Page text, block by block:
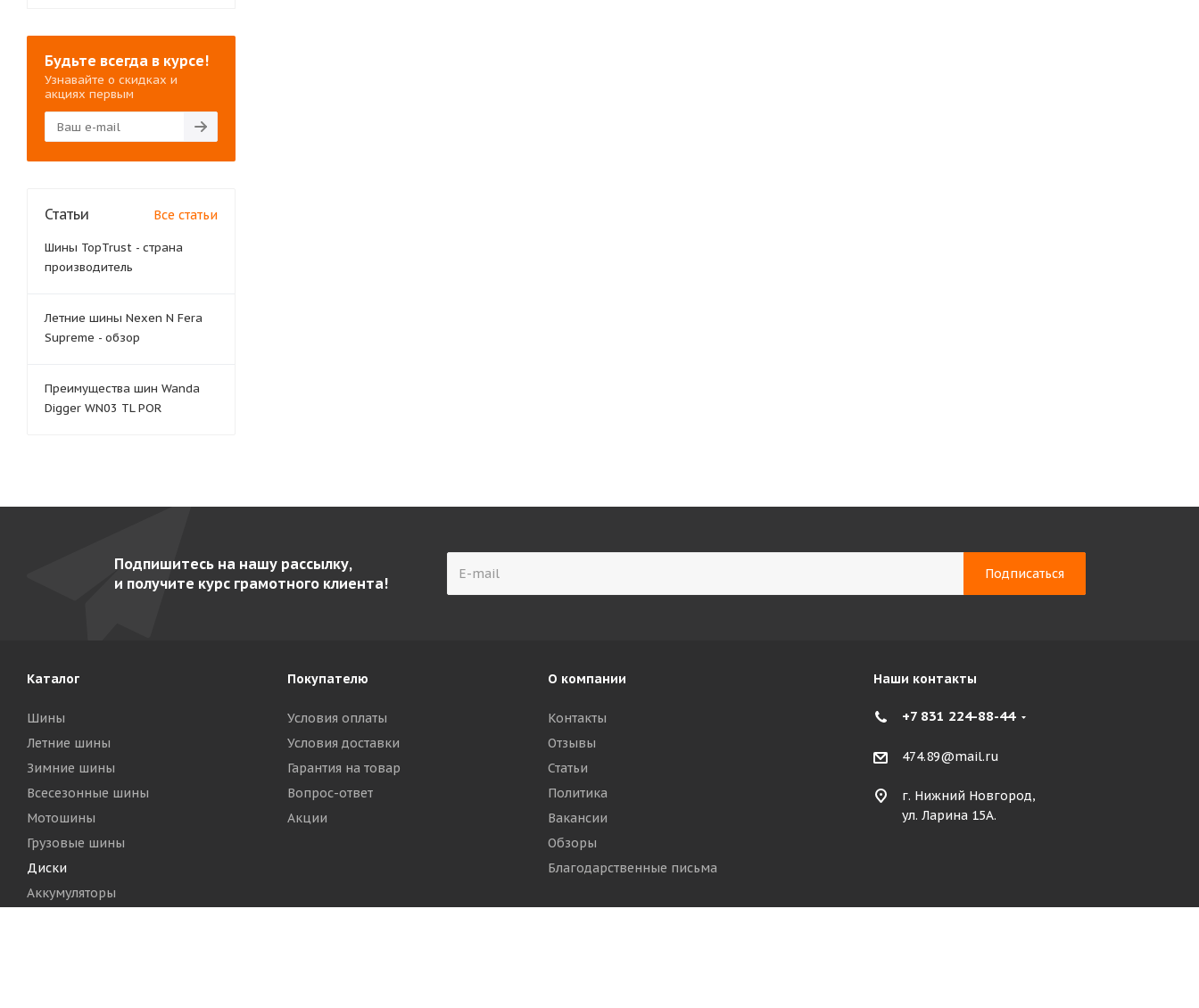
Будьте всегда в курсе!
Узнавайте о скидках и
акциях первым
Статьи Все статьи
Шины TopTrust - страна
производитель
Летние шины Nexen N Fera
Supreme - обзор
Преимущества шин Wanda
Digger WN03 TL POR
Подпишитесь на нашу рассылку,
и получите курс грамотного клиента!
Каталог
Шины
Летние шины
Зимние шины
Всесезонные шины
Мотошины
Грузовые шины
Диски
Аккумуляторы
Покупателю
Условия оплаты
Условия доставки
Гарантия на товар
Вопрос-ответ
Акции
О компании
Контакты
Отзывы
Статьи
Политика
Вакансии
Обзоры
Благодарственные письма
Наши контакты
+7 831 224-88-44
474.89@mail.ru
г. Нижний Новгород,
ул. Ларина 15А.